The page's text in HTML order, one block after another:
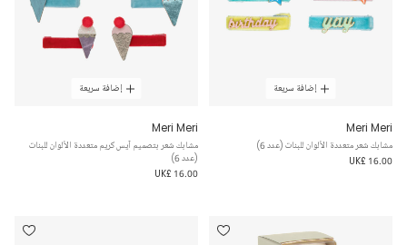
إضافة سريعة
Meri Meri
مشابك شعر متعددة الألوان للبنات (عدد 6)
UK£ 16.00
إضافة سريعة
Meri Meri
مشابك شعر بتصميم آيس كريم متعددة الألوان للبنات
(عدد 6)
UK£ 16.00